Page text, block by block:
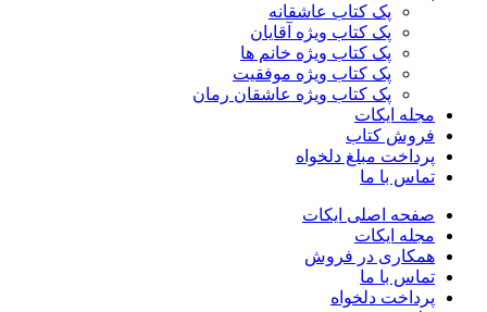
پک کتاب عاشقانه
پک کتاب ویژه آقایان
پک کتاب ویژه خانم ها
پک کتاب ویژه موفقیت
پک کتاب ویژه عاشقان رمان
مجله ایکات
فروش کتاب
پرداخت مبلغ دلخواه
تماس با ما
صفحه اصلی ایکات
مجله ایکات
همکاری در فروش
تماس با ما
پرداخت دلخواه